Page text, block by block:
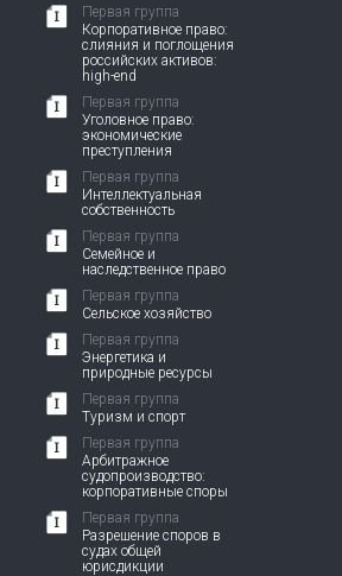
Первая группа
Корпоративное право:
слияния и поглощения
российских активов:
high-end
Первая группа
Уголовное право:
экономические
преступления
Первая группа
Интеллектуальная
собственность
Первая группа
Семейное и
наследственное право
Первая группа
Сельское хозяйство
Первая группа
Энергетика и
природные ресурсы
Первая группа
Туризм и спорт
Первая группа
Арбитражное
судопроизводство:
корпоративные споры
Первая группа
Разрешение споров в
судах общей
юрисдикции